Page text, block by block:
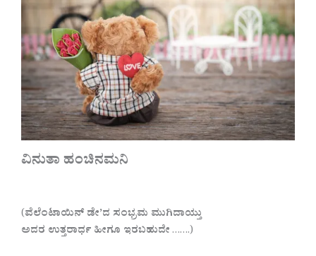
ವಿನುತಾ ಹಂಚಿನಮನಿ
(ವೆಲೆಂಟಾಯಿನ್ ಡೇ’ದ ಸಂಭ್ರಮ ಮುಗಿದಾಯ್ತು
ಅದರ ಉತ್ತರಾರ್ಧ ಹೀಗೂ ಇರಬಹುದೇ…….)